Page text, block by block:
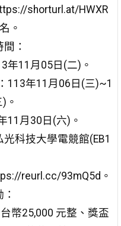
shorturl.at/HWXR
。
：
年11月05日(二)。
113年11月06日(三)~1
。
11月30日(六)。
科技大學電競館(EB1
reurl.cc/93mQ5d。
幣25,000 元整、獎盃